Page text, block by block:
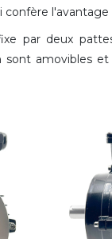
confère
par deux
sont amovibles